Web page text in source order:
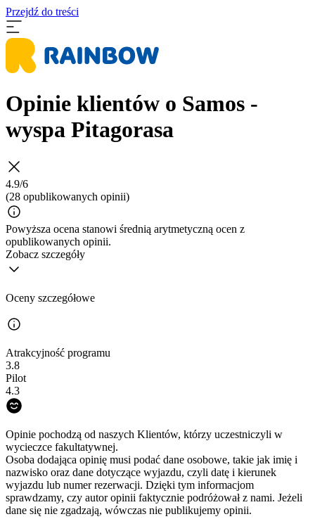
Przejdź do treści
Opinie klientów o Samos -
wyspa Pitagorasa
4.9/6
(28 opublikowanych opinii)
Powyższa ocena stanowi średnią arytmetyczną ocen z
opublikowanych opinii.
Zobacz szczegóły
Oceny szczegółowe
Atrakcyjność programu
3.8
Pilot
4.3
Opinie pochodzą od naszych Klientów, którzy uczestniczyli w
wycieczce fakultatywnej.
Osoba dodająca opinię musi podać dane osobowe, takie jak imię i
nazwisko oraz dane dotyczące wyjazdu, czyli datę i kierunek
wyjazdu lub numer rezerwacji. Dzięki tym informacjom
sprawdzamy, czy autor opinii faktycznie podróżował z nami. Jeżeli
dane się nie zgadzają, wówczas nie publikujemy opinii.